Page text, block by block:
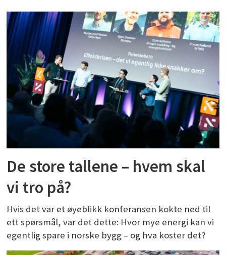
De store tallene – hvem skal
vi tro på?
Hvis det var et øyeblikk konferansen kokte ned til
ett spørsmål, var det dette: Hvor mye energi kan vi
egentlig spare i norske bygg – og hva koster det?